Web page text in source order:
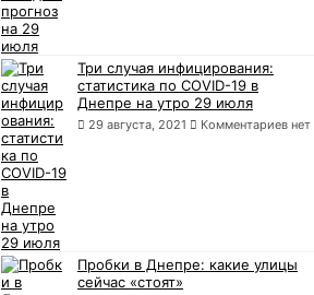
Три случая инфицирования:
статистика по COVID-19 в
Днепре на утро 29 июля
29 августа, 2021 Комментариев нет
Пробки в Днепре: какие улицы
сейчас «стоят»